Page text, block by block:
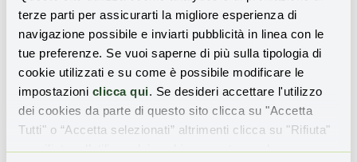
terze parti per assicurarti la migliore esperienza di
navigazione possibile e inviarti pubblicità in linea con le
tue preferenze. Se vuoi saperne di più sulla tipologia di
cookie utilizzati e su come è possibile modificare le
impostazioni clicca qui. Se desideri accettare l'utilizzo
dei cookies da parte di questo sito clicca su "Accetta
Tutti" o “Accetta selezionati” altrimenti clicca su "Rifiuta"
per rifiutare l’utilizzo dei cookie e mantenere le
continueranno a esistere; non scompariranno del tutto.
Ma diventeranno meno frequenti e generalmente meno
intensi”, spiega Peano.
“La scienza è in continua evoluzione e nei prossimi anni
saranno disponibili nuovi modelli, dataset e scenari. Oltre
all’aumento della risoluzione spaziale, i sistemi di
modellistica di nuova generazione stanno migliorando la